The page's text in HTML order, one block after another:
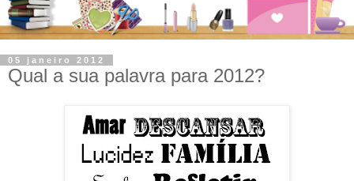
05 janeiro 2012
Qual a sua palavra para 2012?